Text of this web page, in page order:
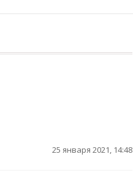
25 января 2021, 14:48